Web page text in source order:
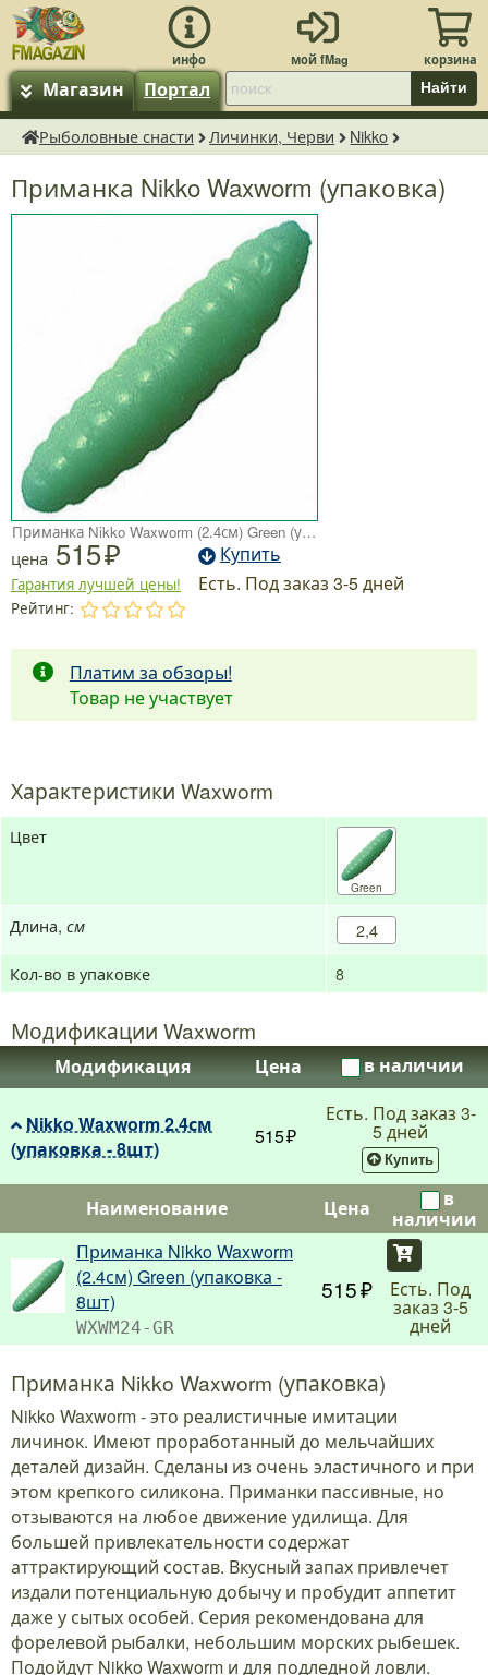
Магазин Портал Найти
fMagazin.ru
Рыболовные снасти Личинки, Черви Nikko
Приманка Nikko Waxworm (упаковка)
Приманка Nikko Waxworm (2.4см) Green (упаковка - 8шт)
цена 515
Гарантия лучшей цены!
Купить
Есть. Под заказ 3-5 дней
Рейтинг:
Платим за обзоры!
Товар не участвует
Характеристики Waxworm
Цвет
Green
Длина, см
2,4
Кол-во в упаковке
8
Модификации Waxworm
Модификация Цена в наличии
Nikko Waxworm 2.4см
(упаковка - 8шт)
515
Есть. Под заказ 3-
5 дней
Купить
Наименование Цена
в
наличии
Приманка Nikko Waxworm
(2.4см) Green (упаковка -
8шт)
WXWM24-GR
515 Есть. Под
заказ 3-5
дней
Приманка Nikko Waxworm (упаковка)
Nikko Waxworm - это реалистичные имитации
личинок. Имеют проработанный до мельчайших
деталей дизайн. Сделаны из очень эластичного и при
этом крепкого силикона. Приманки пассивные, но
отзываются на любое движение удилища. Для
большей привлекательности содержат
аттрактирующий состав. Вкусный запах привлечет
издали потенциальную добычу и пробудит аппетит
даже у сытых особей. Серия рекомендована для
форелевой рыбалки, небольшим морских рыбешек.
Подойдут Nikko Waxworm и для подледной ловли.